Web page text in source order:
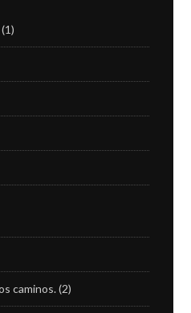
(1)
caminos.(2)